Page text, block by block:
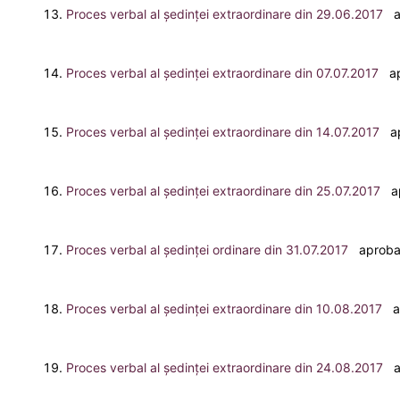
Proces verbal al ședinței extraordinare din 29.06.2017
Proces verbal al ședinței extraordinare din 07.07.2017
Proces verbal al ședinței extraordinare din 14.07.2017
Proces verbal al ședinței extraordinare din 25.07.2017
Proces verbal al ședinței ordinare din 31.07.2017
Proces verbal al ședinței extraordinare din 10.08.2017
Proces verbal al ședinței extraordinare din 24.08.2017